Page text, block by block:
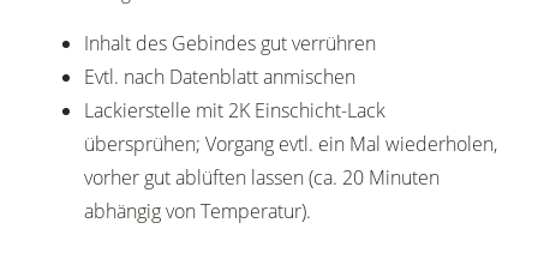
Inhalt des Gebindes gut verrühren
Evtl. nach Datenblatt anmischen
Lackierstelle mit 2K Einschicht-Lack
übersprühen; Vorgang evtl. ein Mal wiederholen,
vorher gut ablüften lassen (ca. 20 Minuten
abhängig von Temperatur).